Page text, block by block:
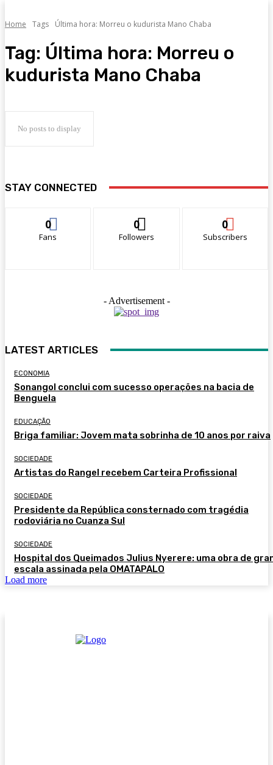
Home Tags Última hora: Morreu o kudurista Mano Chaba
Tag: Última hora: Morreu o
kudurista Mano Chaba
No posts to display
STAY CONNECTED
0
Fans
0
Followers
0
Subscribers
- Advertisement -
LATEST ARTICLES
ECONOMIA
Sonangol conclui com sucesso operações na bacia de
Benguela
EDUCAÇÃO
Briga familiar: Jovem mata sobrinha de 10 anos por raiva
SOCIEDADE
Artistas do Rangel recebem Carteira Profissional
SOCIEDADE
Presidente da República consternado com tragédia
rodoviária no Cuanza Sul
SOCIEDADE
Hospital dos Queimados Julius Nyerere: uma obra de
escala assinada pela OMATAPALO
Load more